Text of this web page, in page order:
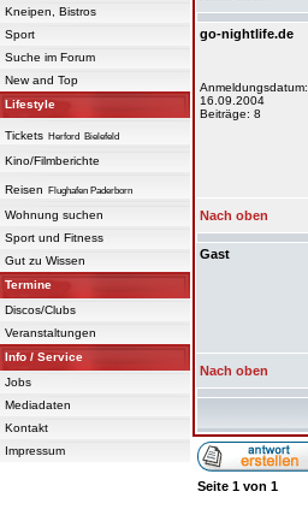
Kneipen, Bistros
Sport
Suche im Forum
New and Top
Lifestyle
Tickets Herford Bielefeld
Kino/Filmberichte
Reisen Flughafen Paderborn
Wohnung suchen
Sport und Fitness
Gut zu Wissen
Termine
Discos/Clubs
Veranstaltungen
Info / Service
Jobs
Mediadaten
Kontakt
Impressum
go-nightlife.de
Anmeldungsdatum:
16.09.2004
Beiträge: 8
Nach oben
Gast
Nach oben
Seite 1 von 1